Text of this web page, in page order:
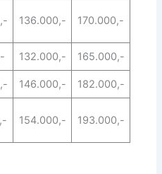
136.000,- 170.000,-
132.000,- 165.000,-
146.000,- 182.000,-
154.000,- 193.000,-